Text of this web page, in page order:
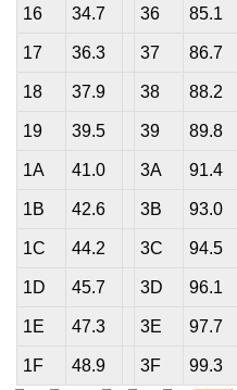
16 34.7 36 85.1
17 36.3 37 86.7
18 37.9 38 88.2
19 39.5 39 89.8
1A 41.0 3A 91.4
1B 42.6 3B 93.0
1C 44.2 3C 94.5
1D 45.7 3D 96.1
1E 47.3 3E 97.7
1F 48.9 3F 99.3